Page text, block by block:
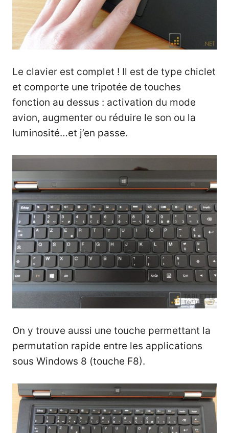
Le clavier est complet ! Il est de type chiclet
et comporte une tripotée de touches
fonction au dessus : activation du mode
avion, augmenter ou réduire le son ou la
luminosité…et j’en passe.
On y trouve aussi une touche permettant la
permutation rapide entre les applications
sous Windows 8 (touche F8).